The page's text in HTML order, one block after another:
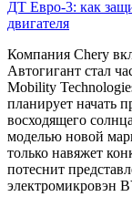
ДТ Евро-3: как
двигателя
Компания Chery
Автогигант стал
Mobility
планирует начать
восходящего
моделью новой
только навяжет
потеснит
электромикровэн